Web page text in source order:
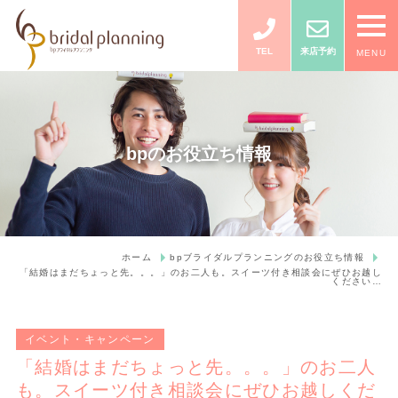
TEL 来店予約 MENU
bpのお役立ち情報
ホーム
bpブライダルプランニングのお役立ち情報
「結婚はまだちょっと先。。。」のお二人も。スイーツ付き相談会にぜひお越し
ください…
イベント・キャンペーン
「結婚はまだちょっと先。。。」のお二人
も。スイーツ付き相談会にぜひお越しくだ